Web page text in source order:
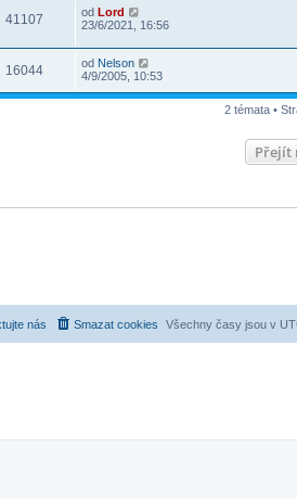
41107 od Lord
23/6/2021, 16:56
16044 od Nelson
4/9/2005, 10:53
2 témata •
Přejít
Všechny časy jsou v
Smazat cookies
nás